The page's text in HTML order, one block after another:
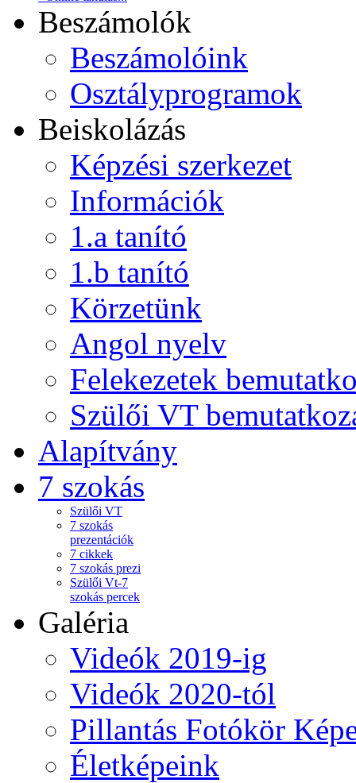
Beszámolók
Beszámolóink
Osztályprogramok
Beiskolázás
Képzési szerkezet
Információk
1.a tanító
1.b tanító
Körzetünk
Angol nyelv
Felekezetek
Szülői VT
Alapítvány
7 szokás
Szülői VT
7 szokás
prezentációk
7 cikkek
7 szokás prezi
Szülői Vt-7
szokás percek
Galéria
Videók 2019-ig
Videók 2020-tól
Pillantás Fotókör
Életképeink